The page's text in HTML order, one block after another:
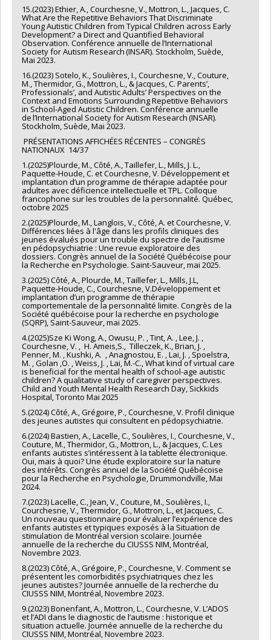
15.(2023) Ethier, A., Courchesne, V., Mottron, L., Jacques, C.
What Are the Repetitive Behaviors That Discriminate
Young Autistic Children from Typical Children across Early
Development? a Direct and Quantified Behavioral
Observation. Conférence annuelle de l’International
Society for Autism Research (INSAR). Stockholm, Suède,
Mai 2023.
16.(2023) Sotelo, K., Soulières, I., Courchesne, V., Couture,
M., Thermidor, G., Mottron, L., & Jacques, C. Parents’,
Professionals’, and Autistic Adults’ Perspectives on the
Context and Emotions Surrounding Repetitive Behaviors
in School-Aged Autistic Children. Conférence annuelle
de l’International Society for Autism Research (INSAR).
Stockholm, Suède, Mai 2023.
PRÉSENTATIONS AFFICHÉES RÉCENTES – CONGRÈS
NATIONAUX 14/37
1.(2025)Plourde, M., Côté, A., Taillefer, L., Mills, J. L.,
Paquette-Houde, C. et Courchesne, V. Développement et
implantation d’un programme de thérapie adaptée pour
adultes avec déficience intellectuelle et TPL. Colloque
francophone sur les troubles de la personnalité. Québec,
octobre 2025
2.(2025)Plourde, M., Langlois, V., Côté, A. et Courchesne, V.
Différences liées à l'âge dans les profils cliniques des
jeunes évalués pour un trouble du spectre de l’autisme
en pédopsychiatrie : Une revue exploratoire des
dossiers. Congrès annuel de la Société Québécoise pour
la Recherche en Psychologie. Saint-Sauveur, mai 2025.
3.(2025) Côté, A., Plourde, M., Taillefer, L., Mills, J.L,
Paquette-Houde, C., Courchesne, V.Développement et
implantation d’un programme de thérapie
comportementale de la personnalité limite. Congrès de la
Société québécoise pour la recherche en psychologie
(SQRP), Saint-Sauveur, mai 2025.
4.(2025)Sze Ki Wong, A., Owusu, P. , Tint, A. , Lee, J. ,
Courchesne, V. , H. Ameis,S., Tilleczek, K., Brian, J. ,
Penner, M. , Kushki, A. , Anagnostou, E. , Lai, J. , Spoelstra,
M. , Golan ,O. , Weiss, J. , Lai, M.-C., What kind of virtual care
is beneficial for the mental health of school-age autistic
children? A qualitative study of caregiver perspectives.
Child and Youth Mental Health Research Day, Sickkids
Hospital, Toronto Mai 2025
5.(2024) Côté, A., Grégoire, P., Courchesne, V. Profil clinique
des jeunes autistes qui consultent en pédopsychiatrie.
6.(2024) Bastien, A., Lacelle, C., Soulières, I., Courchesne, V.,
Couture, M., Thermidor, G., Mottron, L., & Jacques, C. Les
enfants autistes s’intéressent à la tablette électronique.
Oui, mais à quoi? Une étude exploratoire sur la nature
des intérêts. Congrès annuel de la Société Québécoise
pour la Recherche en Psychologie, Drummondville, Mai
2024.
7.(2023) Lacelle, C., Jean, V., Couture, M., Soulières, I.,
Courchesne, V., Thermidor, G., Mottron, L., et Jacques, C.
Un nouveau questionnaire pour évaluer l’expérience des
enfants autistes et typiques exposés à la Situation de
stimulation de Montréal version scolaire. Journée
annuelle de la recherche du CIUSSS NIM, Montréal,
Novembre 2023.
8.(2023) Côté, A., Grégoire, P., Courchesne, V. Comment se
présentent les comorbidités psychiatriques chez les
jeunes autistes? Journée annuelle de la recherche du
CIUSSS NIM, Montréal, Novembre 2023.
9.(2023) Bonenfant, A., Mottron, L., Courchesne, V. L’ADOS
et l’ADI dans le diagnostic de l’autisme : historique et
situation actuelle. Journée annuelle de la recherche du
CIUSSS NIM, Montréal, Novembre 2023.